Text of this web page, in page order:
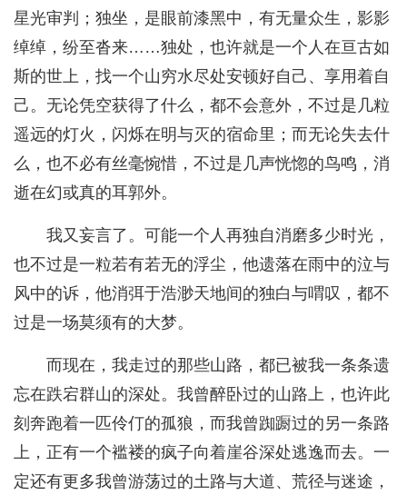
星光审判；独坐，是眼前漆黑中，有无量众生，影影
绰绰，纷至沓来……独处，也许就是一个人在亘古如
斯的世上，找一个山穷水尽处安顿好自己、享用着自
己。无论凭空获得了什么，都不会意外，不过是几粒
遥远的灯火，闪烁在明与灭的宿命里；而无论失去什
么，也不必有丝毫惋惜，不过是几声恍惚的鸟鸣，消
逝在幻或真的耳郭外。
我又妄言了。可能一个人再独自消磨多少时光，
也不过是一粒若有若无的浮尘，他遗落在雨中的泣与
风中的诉，他消弭于浩渺天地间的独白与喟叹，都不
过是一场莫须有的大梦。
而现在，我走过的那些山路，都已被我一条条遗
忘在跌宕群山的深处。我曾醉卧过的山路上，也许此
刻奔跑着一匹伶仃的孤狼，而我曾踟蹰过的另一条路
上，正有一个褴褛的疯子向着崖谷深处逃逸而去。一
定还有更多我曾游荡过的土路与大道、荒径与迷途，